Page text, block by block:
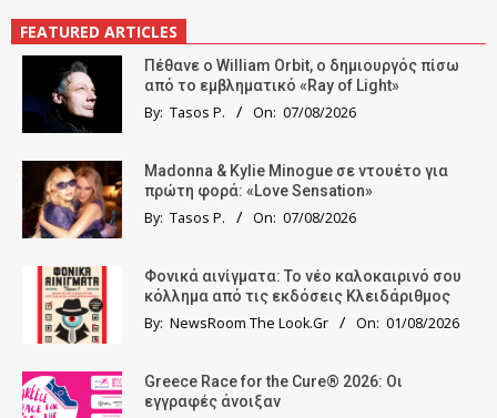
FEATURED ARTICLES
Πέθανε ο William Orbit, ο δημιουργός πίσω
από το εμβληματικό «Ray of Light»
By: Tasos P. On: 07/08/2026
Madonna & Kylie Minogue σε ντουέτο για
πρώτη φορά: «Love Sensation»
By: Tasos P. On: 07/08/2026
Φονικά αινίγματα: Το νέο καλοκαιρινό σου
κόλλημα από τις εκδόσεις Κλειδάριθμος
By: NewsRoom The Look.Gr On: 01/08/2026
Greece Race for the Cure® 2026: Οι
εγγραφές άνοιξαν